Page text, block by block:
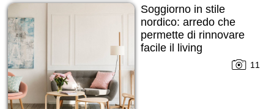
Soggiorno in stile
nordico: arredo che
permette di rinnovare
facile il living
11